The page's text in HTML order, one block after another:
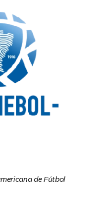
de Fútbol